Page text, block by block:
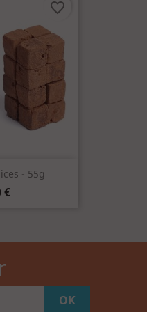
- 55g
€
favorite_border